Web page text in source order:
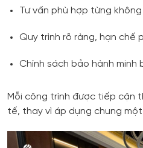
Tư vấn phù hợp từng
Quy trình rõ ràng, hạn chế
Chính sách bảo hành minh
Mỗi công trình được tiếp cận
tế, thay vì áp dụng chung